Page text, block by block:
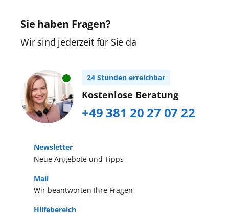
Sie haben Fragen?
Wir sind jederzeit für Sie da
24 Stunden erreichbar
Kostenlose Beratung
+49 381 20 27 07 22
Neue Angebote und Tipps
Newsletter
Hilfebereich
Wir beantworten Ihre Fragen
Mail